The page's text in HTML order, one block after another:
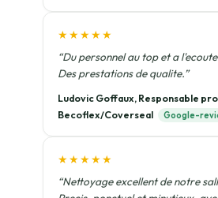
★★★★★
“Du personnel au top et a
Des prestations de qualite.”
Ludovic Goffaux, Responsable
Becoflex/Coverseal
Google-
★★★★★
“Nettoyage excellent de notre